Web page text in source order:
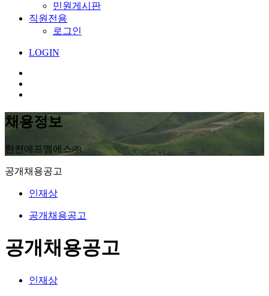
민원게시판
직원전용
로그인
LOGIN
채용정보
한전에프엠에스㈜
공개채용공고
인재상
공개채용공고
공개채용공고
인재상